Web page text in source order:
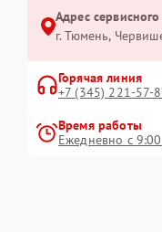
Адрес
г. Тюмень,
Горячая линия
+7 (345) 221-57-
Время работы
Ежедневно с